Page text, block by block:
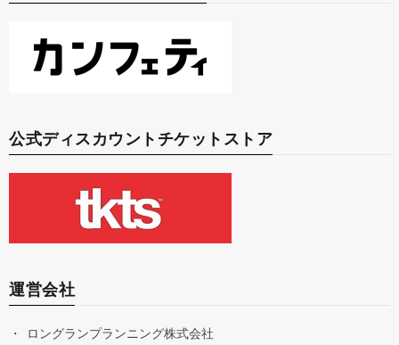
公式ディスカウントチケットストア
運営会社
ロングランプランニング株式会社